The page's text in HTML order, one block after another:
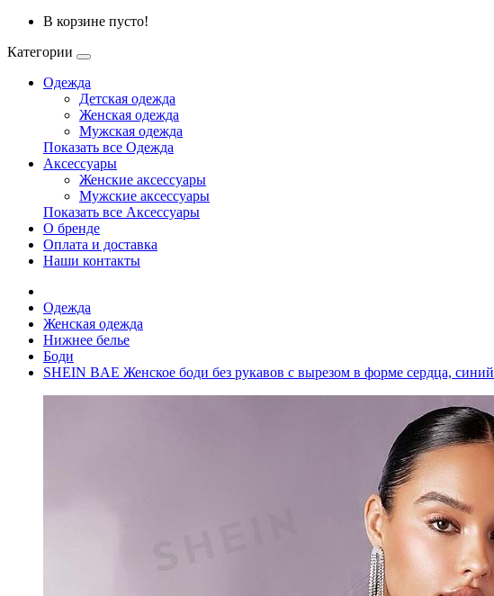
В корзине пусто!
Категории
Одежда
Детская одежда
Женская одежда
Мужская одежда
Показать все Одежда
Аксессуары
Женские аксессуары
Мужские аксессуары
Показать все Аксессуары
О бренде
Оплата и доставка
Наши контакты
Одежда
Женская одежда
Нижнее белье
Боди
SHEIN BAE Женское боди без рукавов с вырезом в форме сердца, синий